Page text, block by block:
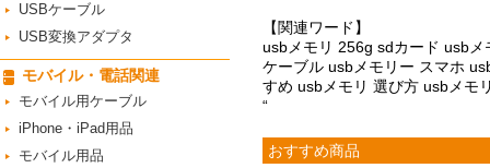
USBケーブル
USB変換アダプタ
モバイル・電話関連
モバイル用ケーブル
iPhone・iPad用品
モバイル用品
【関連ワード】
usbメモリ 256g sdカード usb
ケーブル usbメモリー スマホ
すめ usbメモリ 選び方 usbメモ
“
おすすめ商品